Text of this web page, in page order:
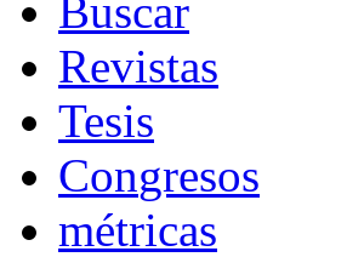
Buscar
Revistas
Tesis
Congresos
métricas